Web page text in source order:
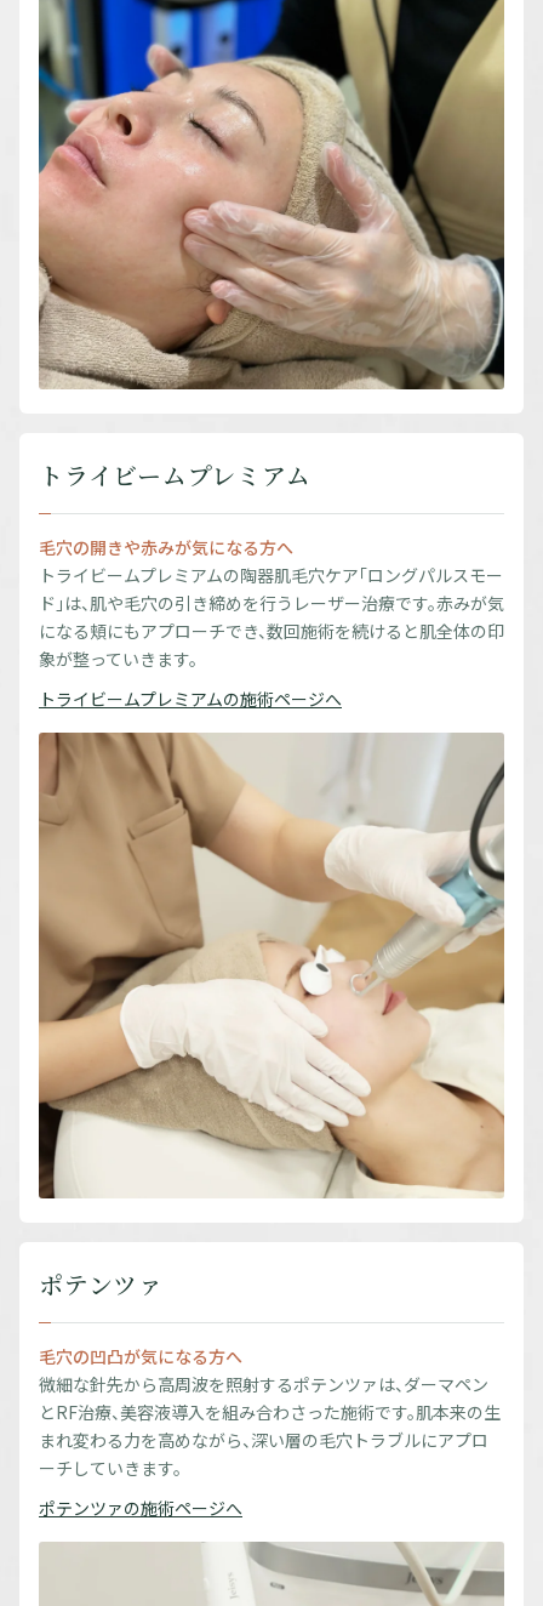
トライビームプレミアム
毛穴の開きや赤みが気になる方へ
トライビームプレミアムの陶器肌毛穴ケア「ロングパルスモー
ド」は、肌や毛穴の引き締めを行うレーザー治療です。赤みが気
になる頬にもアプローチでき、数回施術を続けると肌全体の印
象が整っていきます。
トライビームプレミアムの施術ページへ
ポテンツァ
毛穴の凹凸が気になる方へ
微細な針先から高周波を照射するポテンツァは、ダーマペン
とRF治療、美容液導入を組み合わさった施術です。肌本来の生
まれ変わる力を高めながら、深い層の毛穴トラブルにアプロ
ーチしていきます。
ポテンツァの施術ページへ